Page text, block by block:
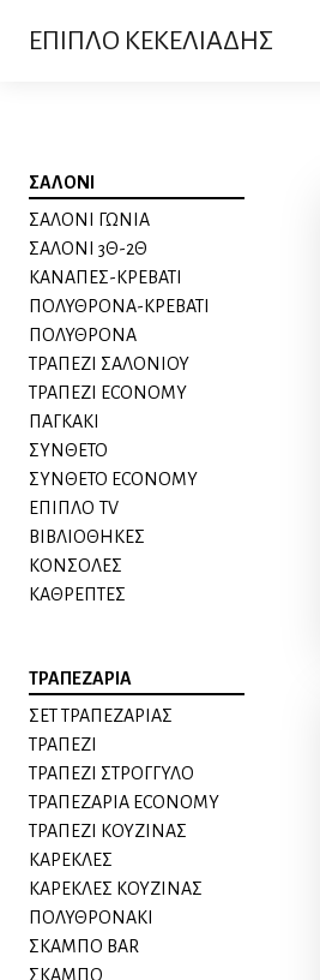
ΕΠΙΠΛΟ ΚΕΚΕΛΙΑΔΗΣ
ΣΑΛΟΝΙ
ΣΑΛΟΝΙ ΓΩΝΙΑ
ΣΑΛΟΝΙ 3Θ-2Θ
ΚΑΝΑΠΕΣ-ΚΡΕΒΑΤΙ
ΠΟΛΥΘΡΟΝΑ-ΚΡΕΒΑΤΙ
ΠΟΛΥΘΡΟΝΑ
ΤΡΑΠΕΖΙ ΣΑΛΟΝΙΟΥ
ΤΡΑΠΕΖΙ ECONOMY
ΠΑΓΚΑΚΙ
ΣΥΝΘΕΤΟ
ΣΥΝΘΕΤΟ ECONOMY
ΕΠΙΠΛΟ TV
ΒΙΒΛΙΟΘΗΚΕΣ
ΚΟΝΣΟΛΕΣ
ΚΑΘΡΕΠΤΕΣ
ΤΡΑΠΕΖΑΡΙΑ
ΣΕΤ ΤΡΑΠΕΖΑΡΙΑΣ
ΤΡΑΠΕΖΙ
ΤΡΑΠΕΖΙ ΣΤΡΟΓΓΥΛΟ
ΤΡΑΠΕΖΑΡΙΑ ECONOMY
ΤΡΑΠΕΖΙ ΚΟΥΖΙΝΑΣ
ΚΑΡΕΚΛΕΣ
ΚΑΡΕΚΛΕΣ ΚΟΥΖΙΝΑΣ
ΠΟΛΥΘΡΟΝΑKI
ΣΚΑΜΠΟ BAR
ΣΚΑΜΠΟ